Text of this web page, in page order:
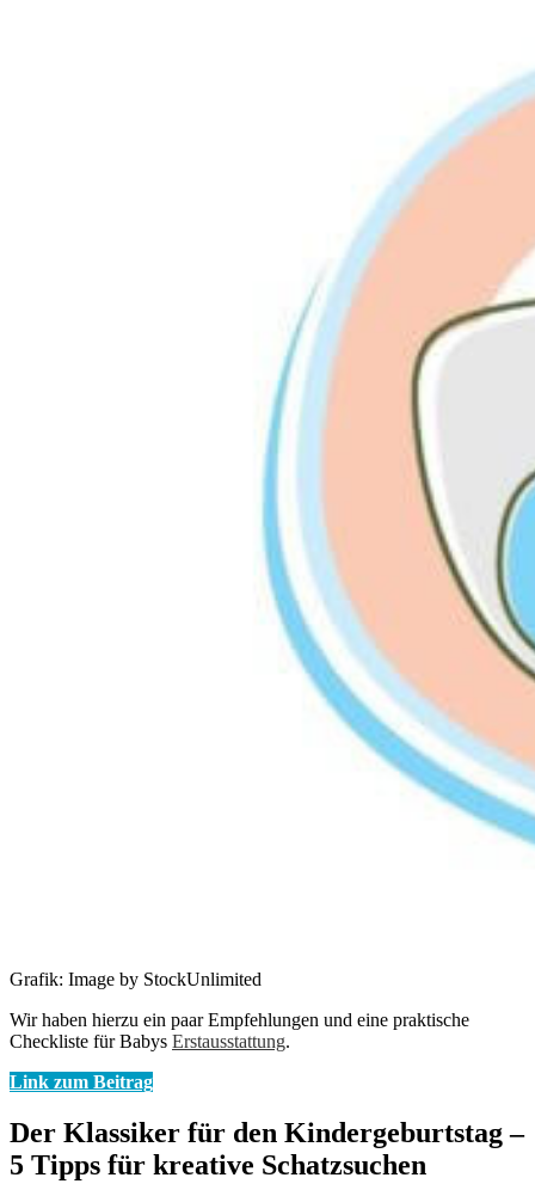
Grafik: Image by StockUnlimited
Wir haben hierzu ein paar Empfehlungen und eine praktische
Checkliste für Babys Erstausstattung.
Link zum Beitrag
Der Klassiker für den Kindergeburtstag –
5 Tipps für kreative Schatzsuchen